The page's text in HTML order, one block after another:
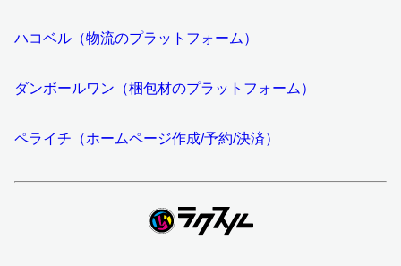
ハコベル（物流のプラットフォーム）
ダンボールワン（梱包材のプラットフォーム）
ペライチ（ホームページ作成/予約/決済）